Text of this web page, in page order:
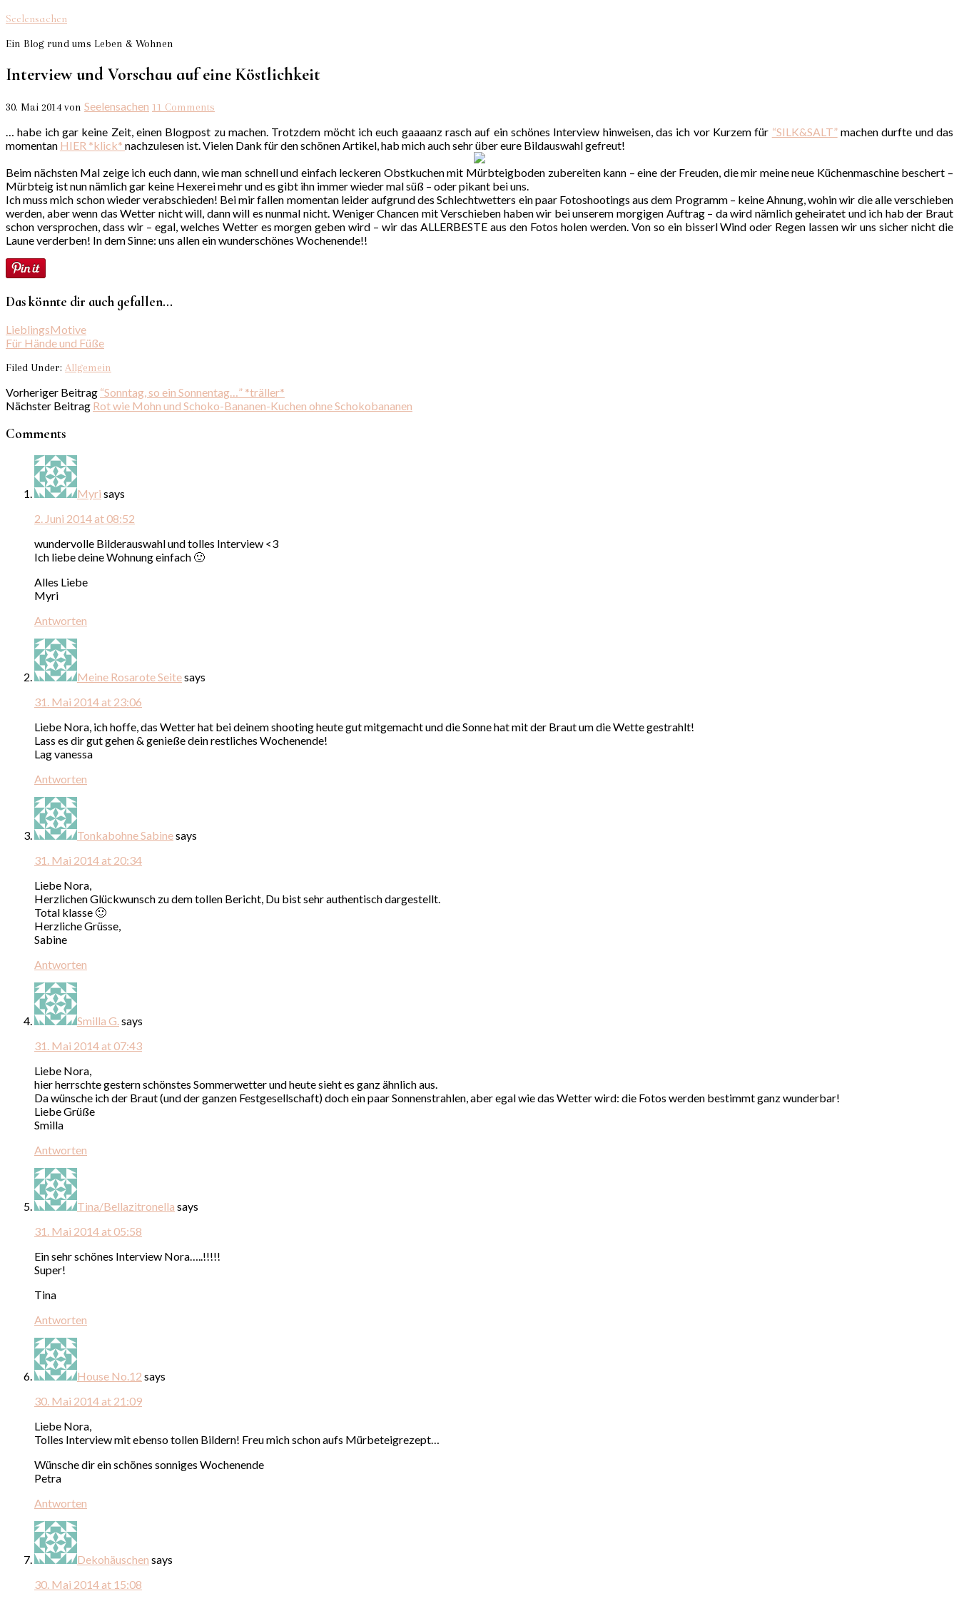
Seelensachen
Ein Blog rund ums Leben & Wohnen
Interview und Vorschau auf eine Köstlichkeit
30. Mai 2014von Seelensachen 11 Comments
… habe ich gar keine Zeit, einen Blogpost zu machen. Trotzdem möcht ich euch gaaaanz rasch auf ein schönes Interview hinweisen, das ich vor Kurzem für “SILK&SALT”machen durfte und das
momentan HIER *klick* nachzulesen ist. Vielen Dank für den schönen Artikel, hab mich auch sehr über eure Bildauswahl gefreut!
Beim nächsten Mal zeige ich euch dann, wie man schnell und einfach leckeren Obstkuchen mit Mürbteigboden zubereiten kann – eine der Freuden, die mir meine neue Küchenmaschine beschert –
Mürbteig ist nun nämlich gar keine Hexerei mehr und es gibt ihn immer wieder mal süß – oder pikant bei uns.
Ich muss mich schon wieder verabschieden! Bei mir fallen momentan leider aufgrund des Schlechtwetters ein paar Fotoshootings aus dem Programm – keine Ahnung, wohin wir die alle verschieben
werden, aber wenn das Wetter nicht will, dann will es nunmal nicht. Weniger Chancen mit Verschieben haben wir bei unserem morgigen Auftrag – da wird nämlich geheiratet und ich hab der Braut
schon versprochen, dass wir – egal, welches Wetter es morgen geben wird – wir das ALLERBESTE aus den Fotos holen werden. Von so ein bisserl Wind oder Regen lassen wir uns sicher nicht die
Laune verderben! In dem Sinne: uns allen ein wunderschönes Wochenende!!
Das könnte dir auch gefallen...
LieblingsMotive
Für Hände und Füße
Filed Under: Allgemein
Vorheriger Beitrag “Sonntag, so ein Sonnentag…” *träller*
Nächster Beitrag Rot wie Mohn und Schoko-Bananen-Kuchen ohne Schokobananen
Comments
Myri says
2. Juni 2014 at 08:52
wundervolle Bilderauswahl und tolles Interview <3
Ich liebe deine Wohnung einfach 🙂
Alles Liebe
Myri
Antworten
Meine Rosarote Seitesays
31. Mai 2014 at 23:06
Liebe Nora, ich hoffe, das Wetter hat bei deinem shooting heute gut mitgemacht und die Sonne hat mit der Braut um die Wette gestrahlt!
Lass es dir gut gehen & genieße dein restliches Wochenende!
Lag vanessa
Antworten
Tonkabohne Sabinesays
31. Mai 2014 at 20:34
Liebe Nora,
Herzlichen Glückwunsch zu dem tollen Bericht, Du bist sehr authentisch dargestellt.
Total klasse 🙂
Herzliche Grüsse,
Sabine
Antworten
Smilla G. says
31. Mai 2014 at 07:43
Liebe Nora,
hier herrschte gestern schönstes Sommerwetter und heute sieht es ganz ähnlich aus.
Da wünsche ich der Braut (und der ganzen Festgesellschaft) doch ein paar Sonnenstrahlen, aber egal wie das Wetter wird: die Fotos werden bestimmt ganz wunderbar!
Liebe Grüße
Smilla
Antworten
Tina/Bellazitronella says
31. Mai 2014 at 05:58
Ein sehr schönes Interview Nora…..!!!!!
Super!
Tina
Antworten
House No.12 says
30. Mai 2014 at 21:09
Liebe Nora,
Tolles Interview mit ebenso tollen Bildern! Freu mich schon aufs Mürbeteigrezept…
Wünsche dir ein schönes sonniges Wochenende
Petra
Antworten
Dekohäuschen says
30. Mai 2014 at 15:08